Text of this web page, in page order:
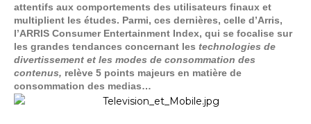
attentifs aux comportements des utilisateurs finaux et
multiplient les études. Parmi, ces dernières, celle d’Arris,
l’ARRIS Consumer Entertainment Index, qui se focalise sur
les grandes tendances concernant les technologies de
divertissement et les modes de consommation des
contenus, relève 5 points majeurs en matière de
consommation des medias…